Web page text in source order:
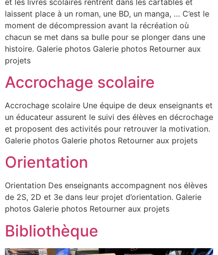
laissent place à un roman, une BD, un manga, … C’est le
moment de décompression avant la récréation où
chacun se met dans sa bulle pour se plonger dans une
histoire. Galerie photos Galerie photos Retourner aux
projets
Accrochage scolaire
Accrochage scolaire Une équipe de deux enseignants et
un éducateur assurent le suivi des élèves en décrochage
et proposent des activités pour retrouver la motivation.
Galerie photos Galerie photos Retourner aux projets
Orientation
Orientation Des enseignants accompagnent nos élèves
de 2S, 2D et 3e dans leur projet d’orientation. Galerie
photos Galerie photos Retourner aux projets
Bibliothèque